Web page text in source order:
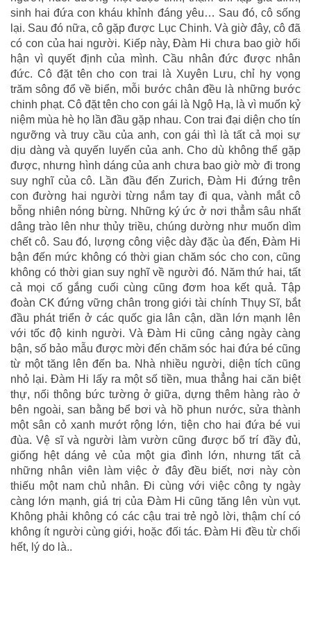
sinh hai đứa con kháu khỉnh đáng yêu… Sau đó, cô sống
lại. Sau đó nữa, cô gặp được Lục Chinh. Và giờ đây, cô đã
có con của hai người. Kiếp này, Đàm Hi chưa bao giờ hối
hận vì quyết định của mình. Cầu nhân đức được nhân
đức. Cô đặt tên cho con trai là Xuyên Lưu, chỉ hy vọng
trăm sông đổ về biển, mỗi bước chân đều là những bước
chinh phạt. Cô đặt tên cho con gái là Ngộ Hạ, là vì muốn kỷ
niệm mùa hè họ lần đầu gặp nhau. Con trai đại diện cho tín
ngưỡng và truy cầu của anh, con gái thì là tất cả mọi sự
dịu dàng và quyến luyến của anh. Cho dù không thể gặp
được, nhưng hình dáng của anh chưa bao giờ mờ đi trong
suy nghĩ của cô. Lần đầu đến Zurich, Đàm Hi đứng trên
con đường hai người từng nắm tay đi qua, vành mắt cô
bỗng nhiên nóng bừng. Những ký ức ở nơi thẳm sâu nhất
dâng trào lên như thủy triều, chúng dường như muốn dìm
chết cô. Sau đó, lượng công việc dày đặc ùa đến, Đàm Hi
bận đến mức không có thời gian chăm sóc cho con, cũng
không có thời gian suy nghĩ về người đó. Năm thứ hai, tất
cả mọi cố gắng cuối cùng cũng đơm hoa kết quả. Tập
đoàn CK đứng vững chân trong giới tài chính Thụy Sĩ, bắt
đầu phát triển ở các quốc gia lân cận, dần lớn mạnh lên
với tốc độ kinh người. Và Đàm Hi cũng cảng ngày càng
bận, số bảo mẫu được mời đến chăm sóc hai đứa bé cũng
từ một tăng lên đến ba. Nhà nhiều người, diện tích cũng
nhỏ lại. Đàm Hi lấy ra một số tiền, mua thẳng hai căn biệt
thự, nối thông bức tường ở giữa, dựng thêm hàng rào ở
bên ngoài, san bằng bể bơi và hồ phun nước, sửa thành
một sân cỏ xanh mướt rộng lớn, tiện cho hai đứa bé vui
đùa. Vệ sĩ và người làm vườn cũng được bố trí đầy đủ,
giống hệt dáng vẻ của một gia đình lớn, nhưng tất cả
những nhân viên làm việc ở đây đều biết, nơi này còn
thiếu một nam chủ nhân. Đi cùng với việc công ty ngày
càng lớn mạnh, giá trị của Đàm Hi cũng tăng lên vùn vụt.
Không phải không có các cậu trai trẻ ngỏ lời, thậm chí có
không ít người cùng giới, hoặc đối tác. Đàm Hi đều từ chối
hết, lý do là..